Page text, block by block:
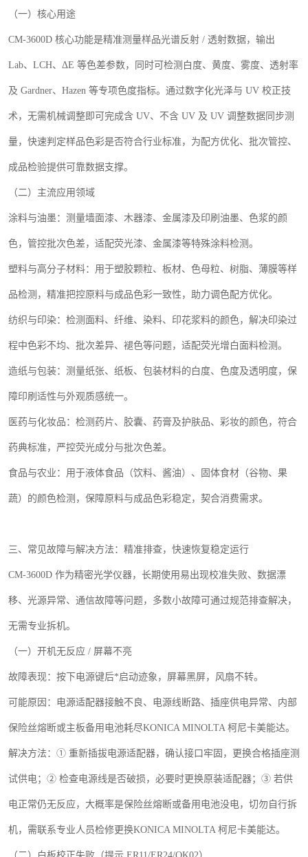
（一）核心用途
CM-3600D 核心功能是精准测量样品光谱反射 / 透射数据，输出
Lab、 LCH、ΔE 等色差参数，同时可检测白度、黄度、雾度、透射率
及 Gardner、 Hazen 等专项色度指标。通过数字化光泽与 UV 校正技
术，无需机械调整即可完成含 UV、不含 UV 及 UV 调整数据同步测
量，快速判定样品色彩是否符合行业标准，为配方优化、批次管控、
成品检验提供可靠数据支撑。
（二）主流应用领域
涂料与油墨：测量墙面漆、木器漆、金属漆及印刷油墨、色浆的颜
色，管控批次色差，适配荧光漆、金属漆等特殊涂料检测。
塑料与高分子材料：用于塑胶颗粒、板材、色母粒、树脂、薄膜等样
品检测，精准把控原料与成品色彩一致性，助力调色配方优化。
纺织与印染：检测面料、纤维、染料、印花浆料的颜色，解决印染过
程中色彩不均、批次差异、褪色等问题，适配荧光增白面料检测。
造纸与包装：测量纸张、纸板、包装材料的白度、色度及透明度，保
障印刷适性与外观质感统一。
医药与化妆品：检测药片、胶囊、药膏及护肤品、彩妆的颜色，符合
药典标准，严控荧光成分与批次色差。
食品与农业：用于液体食品（饮料、酱油）、固体食材（谷物、果
蔬）的颜色检测，保障原料与成品色彩稳定，契合消费需求。
三、常见故障与解决方法：精准排查，快速恢复稳定运行
CM-3600D 作为精密光学仪器，长期使用易出现校准失败、数据漂
移、光源异常、通信故障等问题，多数小故障可通过规范排查解决，
无需专业拆机。
（一）开机无反应 / 屏幕不亮
故障表现：按下电源键后*启动迹象，屏幕黑屏，风扇不转。
可能原因：电源适配器接触不良、电源线断路、插座供电异常、内部
保险丝熔断或主板备用电池耗尽KONICA MINOLTA 柯尼卡美能达。
解决方法： ① 重新插拔电源适配器，确认接口牢固，更换合格插座测
试供电；② 检查电源线是否破损，必要时更换原装适配器；③ 若供
电正常仍无反应，大概率是保险丝熔断或备用电池没电，切勿自行拆
机，需联系专业人员检修更换KONICA MINOLTA 柯尼卡美能达。